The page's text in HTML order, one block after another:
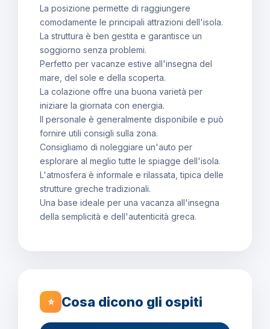
La posizione permette di raggiungere
comodamente le principali attrazioni dell'isola.
La struttura è ben gestita e garantisce un
soggiorno senza problemi.
Perfetto per vacanze estive all'insegna del
mare, del sole e della scoperta.
La colazione offre una buona varietà per
iniziare la giornata con energia.
Il personale è generalmente disponibile e può
fornire utili consigli sulla zona.
Consigliamo di noleggiare un'auto per
esplorare al meglio tutte le spiagge dell'isola.
L'atmosfera è informale e rilassata, tipica delle
strutture greche tradizionali.
Una base ideale per una vacanza all'insegna
della semplicità e dell'autenticità greca.
⭐ Cosa dicono gli ospiti